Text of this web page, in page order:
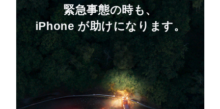
緊急事態の時も、
iPhone が助けになります。